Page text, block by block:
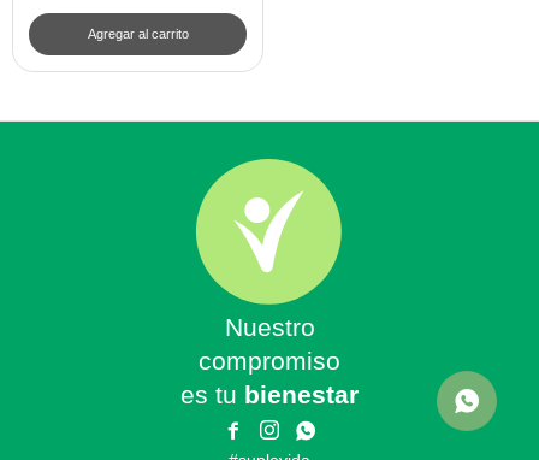
Nuestro
compromiso
es tu bienestar
 
